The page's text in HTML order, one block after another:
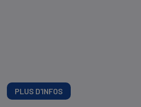
PLUS D'INFOS